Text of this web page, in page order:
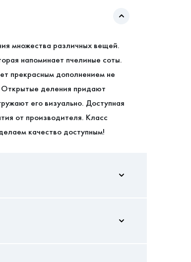
множества различных вещей.
напоминает пчелиные соты.
прекрасным дополнением не
Открытые деления придают
его визуально. Доступная
от производителя. Класс
качество доступным!